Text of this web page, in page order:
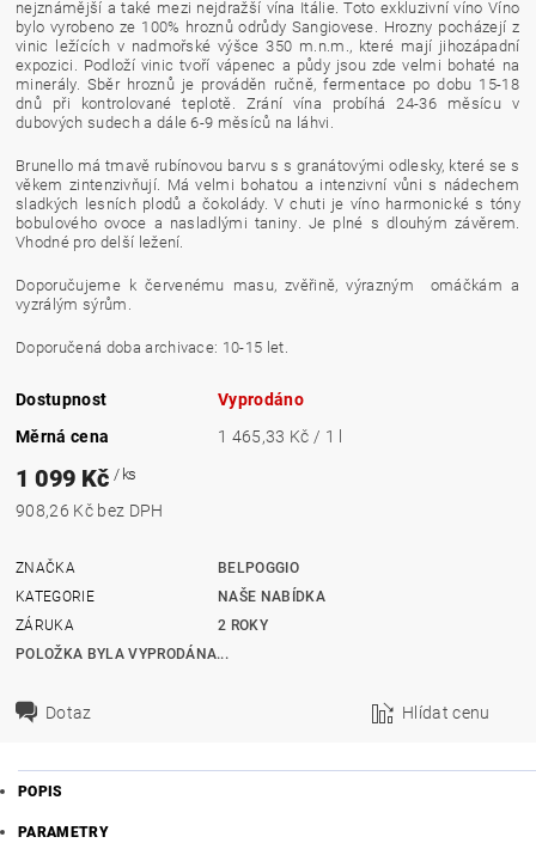
nejznámější a také mezi nejdražší vína Itálie. Toto exkluzivní víno Víno
bylo vyrobeno ze 100% hroznů odrůdy Sangiovese . Hrozny pocházejí z
vinic ležících v nadmořské výšce 350 m.n.m., které mají jihozápadní
expozici. Podloží vinic tvoří vápenec a půdy jsou zde velmi bohaté na
minerály. Sběr hroznů je prováděn ručně,fermentace po dobu 15-18
dnů při kontrolované teplotě. Zrání vína probíhá 24-36 měsícu v
dubových sudech a dále 6-9 měsíců na láhvi.
Brunello má tmavě rubínovou barvu s s granátovými odlesky, které se s
věkem zintenzivňují. Má velmi bohatou a intenzivní vůni s nádechem
sladkých lesních plodů a čokolády. V chuti je víno harmonické s tóny
bobulového ovoce a nasladlými taniny . Je plné s dlouhým závěrem.
Vhodné pro delší ležení.
Doporučujeme k červenému masu, zvěřině, výrazným omáčkám a
vyzrálým sýrům.
Doporučená dobaarchivace: 10-15 let.
Dostupnost
Vyprodáno
Měrná cena
1 465,33 Kč / 1 l
1 099 Kč / ks
908,26 Kč bez DPH
ZNAČKA
BELPOGGIO
KATEGORIE
NAŠE NABÍDKA
ZÁRUKA
2 ROKY
POLOŽKA BYLA VYPRODÁNA...
Dotaz Hlídat cenu
POPIS
PARAMETRY